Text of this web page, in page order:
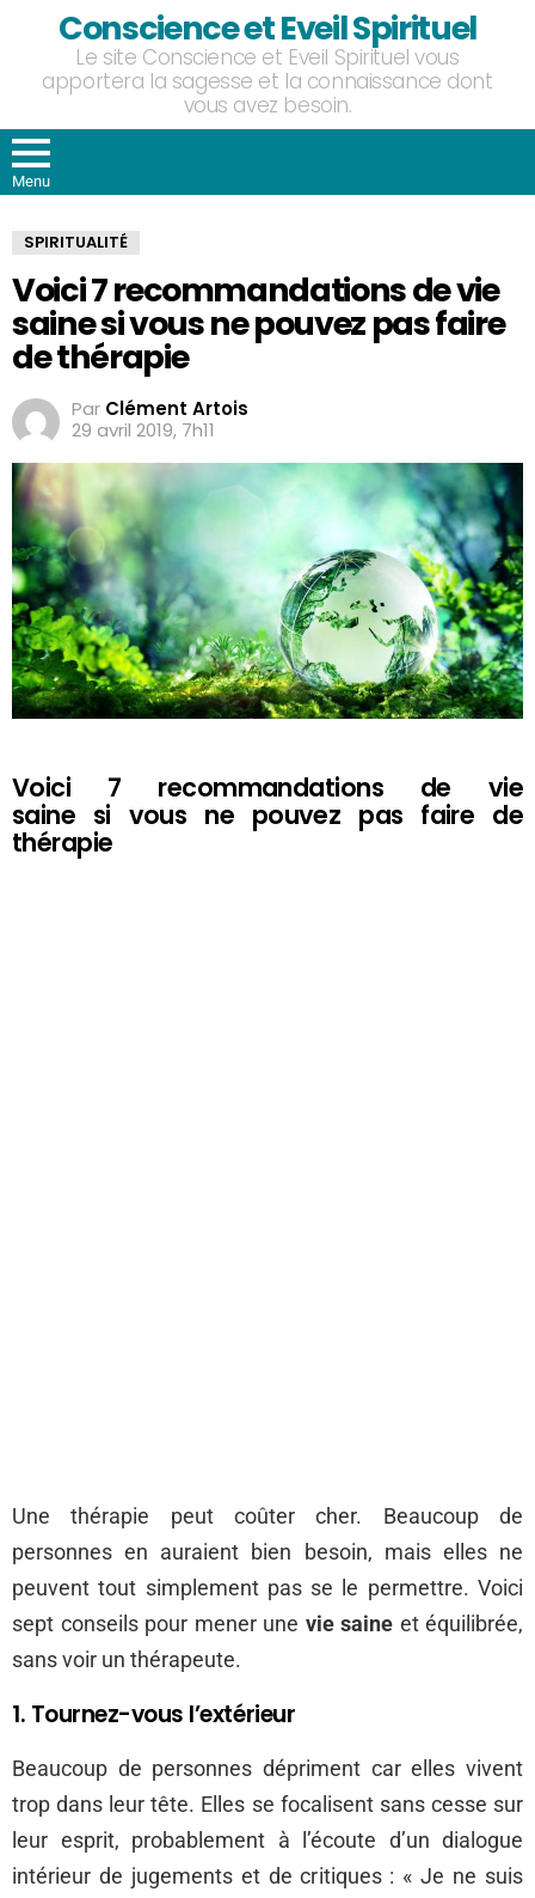
Conscience et Eveil Spirituel
Le site Conscience et Eveil Spirituel vous
apportera la sagesse et la connaissance dont
vous avez besoin.
Menu
SPIRITUALITÉ
Voici 7 recommandations de vie
saine si vous ne pouvez pas faire
de thérapie
Par Clément Artois
29 avril 2019, 7h11
Voici 7 recommandations de vie
saine si vous ne pouvez pas faire de
thérapie
Une thérapie peut coûter cher. Beaucoup de
personnes en auraient bien besoin, mais elles ne
peuvent tout simplement pas se le permettre. Voici
sept conseils pour mener une vie saine et équilibrée,
sans voir un thérapeute.
1. Tournez-vous l’extérieur
Beaucoup de personnes dépriment car elles vivent
trop dans leur tête. Elles se focalisent sans cesse sur
leur esprit, probablement à l’écoute d’un dialogue
intérieur de jugements et de critiques : « Je ne suis